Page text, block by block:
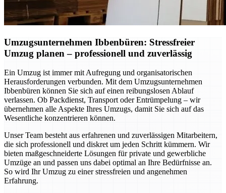
Umzugsunternehmen Ibbenbüren: Stressfreier
Umzug planen – professionell und zuverlässig
Ein Umzug ist immer mit Aufregung und organisatorischen
Herausforderungen verbunden. Mit dem Umzugsunternehmen
Ibbenbüren können Sie sich auf einen reibungslosen Ablauf
verlassen. Ob Packdienst, Transport oder Entrümpelung – wir
übernehmen alle Aspekte Ihres Umzugs, damit Sie sich auf das
Wesentliche konzentrieren können.
Unser Team besteht aus erfahrenen und zuverlässigen Mitarbeitern,
die sich professionell und diskret um jeden Schritt kümmern. Wir
bieten maßgeschneiderte Lösungen für private und gewerbliche
Umzüge an und passen uns dabei optimal an Ihre Bedürfnisse an.
So wird Ihr Umzug zu einer stressfreien und angenehmen
Erfahrung.